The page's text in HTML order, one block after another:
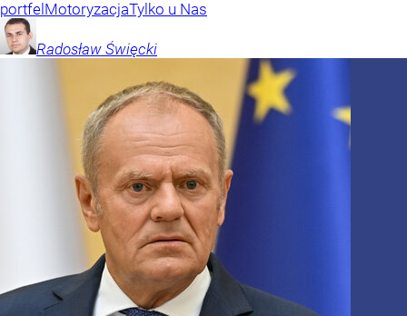
portfel MotoryzacjaTylko u Nas
Radosław Święcki